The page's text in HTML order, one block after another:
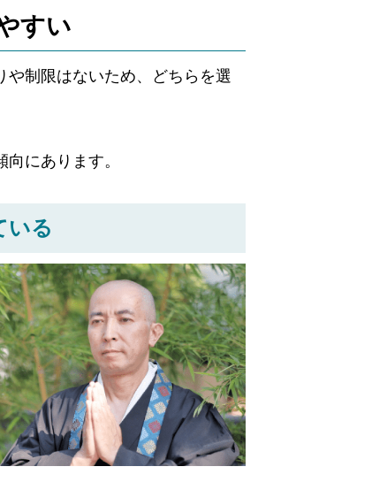
すい
制限はないため、どちらを選
にあります。
いる